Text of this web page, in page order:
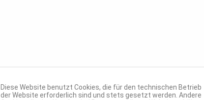
Diese Website benutzt Cookies, die für den technischen Betrieb
der Website erforderlich sind und stets gesetzt werden. Andere